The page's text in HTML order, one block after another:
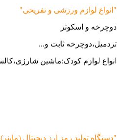
"انواع لوازم ورزشی و تفریحی"
دوچرخه و اسکوتر
تردمیل،دوچرخه ثابت و...
انواع لوازم کودک:ماشین
"دستگاه تولید رمز ارز دیجیتال